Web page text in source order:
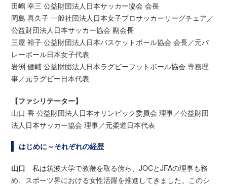
田嶋 幸三 公益財団法人日本サッカー協会 会長
岡島 喜久子 一般社団法人日本女子プロサッカーリーグチェア／
公益財団法人日本サッカー協会 副会長
三屋 裕子 公益財団法人日本バスケットボール協会 会長／元バ
レーボール日本女子代表
岩渕 健輔 公益財団法人日本ラグビーフットボール協会 専務理
事／元ラグビー日本代表
【ファシリテーター】
山口 香 公益財団法人日本オリンピック委員会 理事／公益財団
法人日本サッカー協会 理事／元柔道日本代表
はじめに～それぞれの経歴
山口私は筑波大学で教鞭を取る傍ら、JOCとJFAの理事も務
め、スポーツ界における女性活躍を推進してきました。このシ